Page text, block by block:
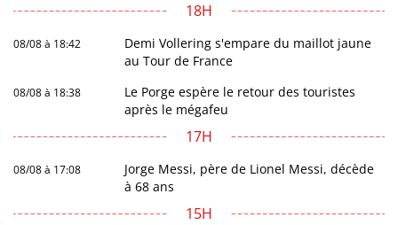
18H
08/08 à 18:42
Demi Vollering s'empare du maillot jaune
au Tour de France
08/08 à 18:38
Le Porge espère le retour des touristes
après le mégafeu
17H
08/08 à 17:08
Jorge Messi, père de Lionel Messi, décède
à 68 ans
15H